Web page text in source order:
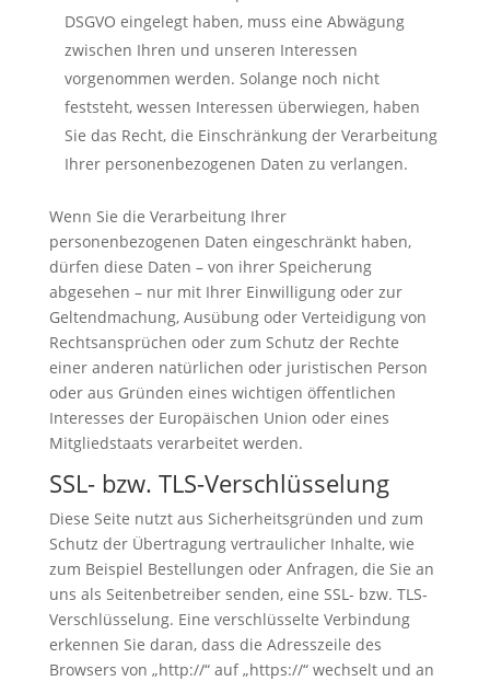
DSGVO eingelegt haben, muss eine Abwägung
zwischen Ihren und unseren Interessen
vorgenommen werden. Solange noch nicht
feststeht, wessen Interessen überwiegen, haben
Sie das Recht, die Einschränkung der Verarbeitung
Ihrer personenbezogenen Daten zu verlangen.
Wenn Sie die Verarbeitung Ihrer
personenbezogenen Daten eingeschränkt haben,
dürfen diese Daten – von ihrer Speicherung
abgesehen – nur mit Ihrer Einwilligung oder zur
Geltendmachung, Ausübung oder Verteidigung von
Rechtsansprüchen oder zum Schutz der Rechte
einer anderen natürlichen oder juristischen Person
oder aus Gründen eines wichtigen öffentlichen
Interesses der Europäischen Union oder eines
Mitgliedstaats verarbeitet werden.
SSL- bzw. TLS-Verschlüsselung
Diese Seite nutzt aus Sicherheitsgründen und zum
Schutz der Übertragung vertraulicher Inhalte, wie
zum Beispiel Bestellungen oder Anfragen, die Sie an
uns als Seitenbetreiber senden, eine SSL- bzw. TLS-
Verschlüsselung. Eine verschlüsselte Verbindung
erkennen Sie daran, dass die Adresszeile des
Browsers von „http://“ auf „https://“ wechselt und an